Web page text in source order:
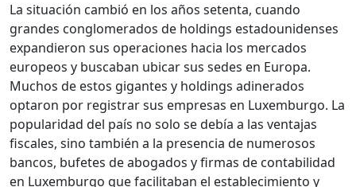
La situación cambió en los años setenta, cuando
grandes conglomerados de holdings estadounidenses
expandieron sus operaciones hacia los mercados
europeos y buscaban ubicar sus sedes en Europa.
Muchos de estos gigantes y holdings adinerados
optaron por registrar sus empresas en Luxemburgo. La
popularidad del país no solo se debía a las ventajas
fiscales, sino también a la presencia de numerosos
bancos, bufetes de abogados y firmas de contabilidad
en Luxemburgo que facilitaban el establecimiento y